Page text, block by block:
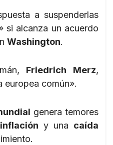
a suspenderlas
si alcanza un acuerdo
Washington.
Friedrich Merz,
europea común».
genera temores
inflación y una caída